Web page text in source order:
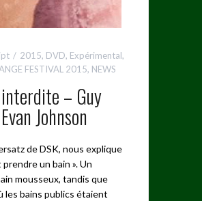
2015, DVD, Expérimental,
FESTIVAL 2015, NEWS
– Guy
Johnson
de DSK, nous explique
prendre un bain ». Un
mousseux, tandis que
les bains publics étaient